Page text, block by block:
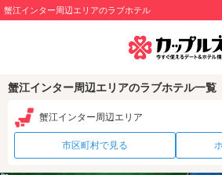
蟹江インター周辺エリアのラブホテル
蟹江インター周辺エリアのラブホテル一覧
蟹江インター周辺エリア
市区町村で見る